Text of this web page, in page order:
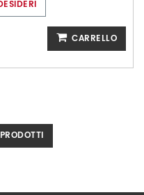
CARRELLO